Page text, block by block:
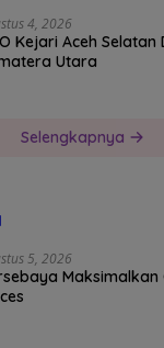
4, 2026
Kejari Aceh
Utara
Selengkapnya
5, 2026
Maksimalkan